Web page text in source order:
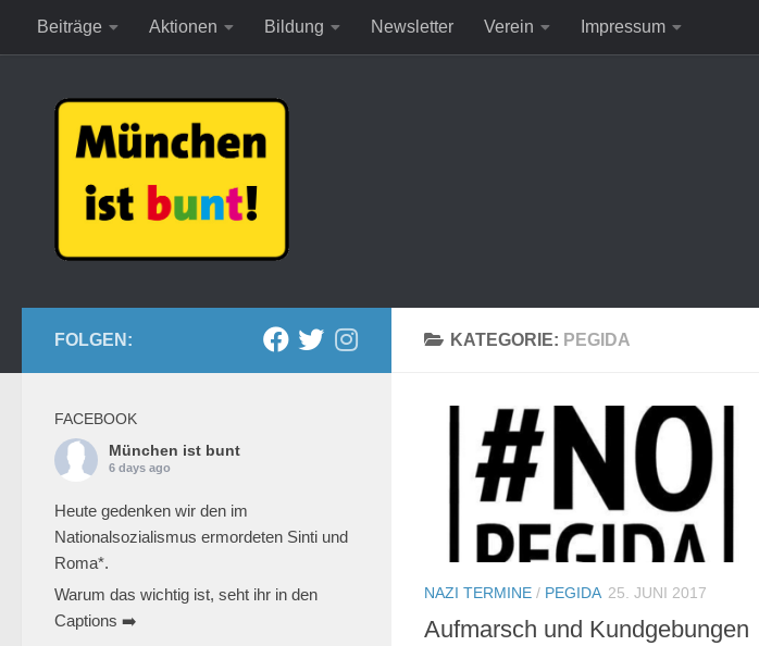
Zum Inhalt springen
Beiträge Aktionen Bildung Newsletter Verein Impressum
KATEGORIE: PEGIDA
NAZI TERMINE / PEGIDA 25. JUNI 2017
Aufmarsch und Kundgebungen
FOLGEN:
FACEBOOK
München ist bunt
6 days ago
Heute gedenken wir den im
Nationalsozialismus ermordeten Sinti und
Roma*.
Warum das wichtig ist, seht ihr in den
Captions ➡️